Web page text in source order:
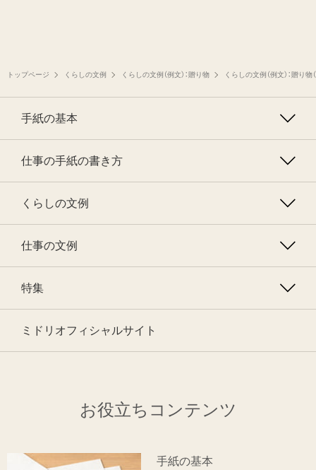
トップページ くらしの文例 くらしの文例（例文）：贈り物 くらしの文例（例文）：贈り物
手紙の基本
仕事の手紙の書き方
くらしの文例
仕事の文例
特集
ミドリオフィシャルサイト
お役立ちコンテンツ
手紙の基本